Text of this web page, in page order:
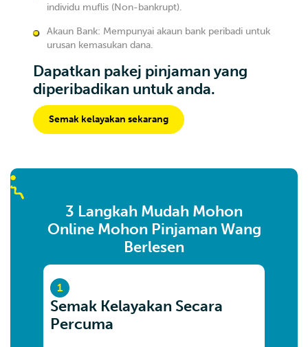
individu muflis (Non-bankrupt).
Akaun Bank: Mempunyai akaun bank peribadi untuk
urusan kemasukan dana.
Dapatkan pakej pinjaman yang
diperibadikan untuk anda.
Semak kelayakan sekarang
3 Langkah Mudah Mohon
Online Mohon Pinjaman Wang
Berlesen
1
Semak Kelayakan Secara
Percuma